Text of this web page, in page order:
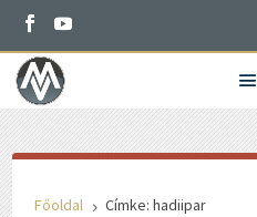
Főoldal 5 Címke: hadiipar